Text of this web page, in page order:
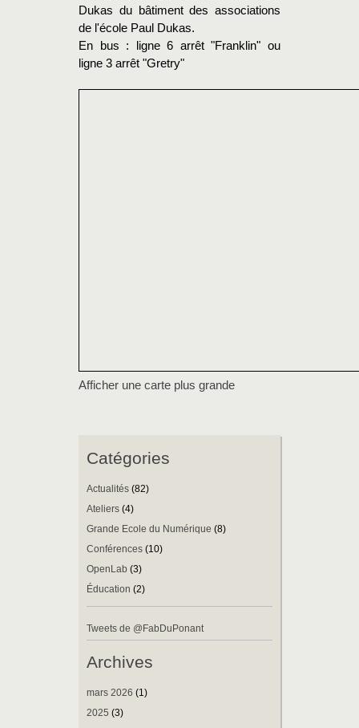
Dukas du bâtiment des associations
de l'école Paul Dukas.
En bus : ligne 6 arrêt "Franklin" ou
ligne 3 arrêt "Gretry"
Afficher une carte plus grande
Catégories
Actualités (82)
Ateliers (4)
Grande Ecole du Numérique (8)
Conférences (10)
OpenLab (3)
Éducation (2)
Tweets de @FabDuPonant
Archives
mars 2026 (1)
2025 (3)